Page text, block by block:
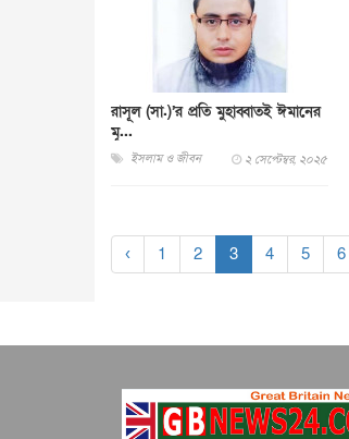
রাসূল (সা.)’র প্রতি মুহাব্বাতই ঈমানের
মূ...
ইসলাম ও জীবন ২ সেপ্টেম্বর, ২০২৫
‹ 1 2 3 4 5 6